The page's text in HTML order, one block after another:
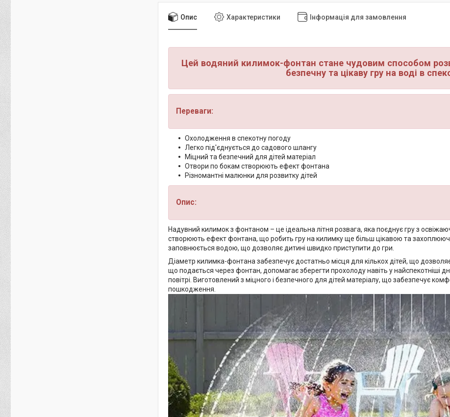
Опис Характеристики Інформація для замовлення
Цей водяний килимок-фонтан стане чудовим способом
безпечну та цікаву гру на воді в
Переваги:
Охолодження в спекотну погоду
Легко під'єднується до садового шлангу
Міцний та безпечний для дітей матеріал
Отвори по бокам створюють ефект фонтана
Різномантні малюнки для розвитку дітей
Опис:
Надувний килимок з фонтаном – це ідеальна літня розвага, яка поєднує гру з
створюють ефект фонтана, що робить гру на килимку ще більш цікавою та
заповнюється водою, що дозволяє дитині швидко приступити до гри.
Діаметр килимка-фонтана забезпечує достатньо місця для кількох дітей, що
що подається через фонтан, допомагає зберегти прохолоду навіть у найспекотніші
повітрі. Виготовлений з міцного і безпечного для дітей матеріалу, що забезпечує
пошкодження.